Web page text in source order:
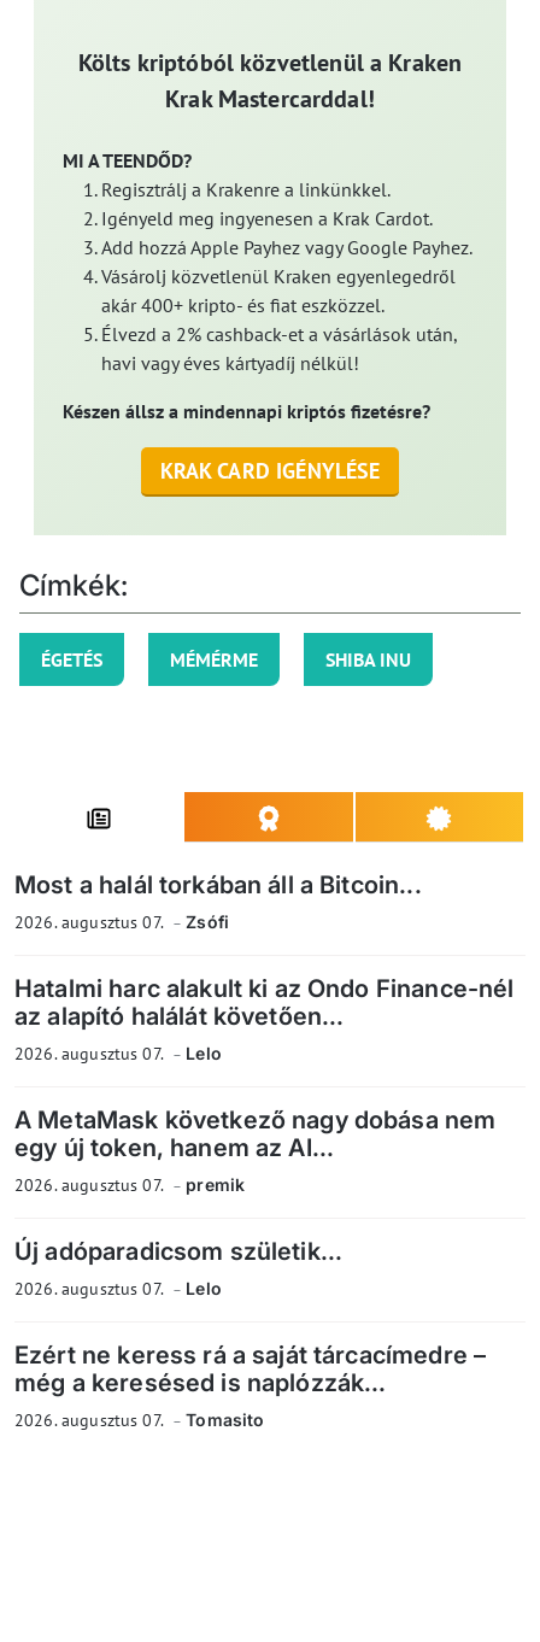
Költs kriptóból közvetlenül a Kraken
Krak Mastercarddal!
MI A TEENDŐD?
Regisztrálj a Krakenre a linkünkkel.
Igényeld meg ingyenesen a Krak Cardot.
Add hozzá Apple Payhez vagy Google Payhez.
Vásárolj közvetlenül Kraken egyenlegedről
akár 400+ kripto- és fiat eszközzel.
Élvezd a 2% cashback-et a vásárlások után,
havi vagy éves kártyadíj nélkül!
Készen állsz a mindennapi kriptós fizetésre?
KRAK CARD IGÉNYLÉSE
Címkék:
ÉGETÉS MÉMÉRME SHIBA INU
Most a halál torkában áll a Bitcoin...
2026. augusztus 07. Zsófi
Hatalmi harc alakult ki az Ondo Finance-nél
az alapító halálát követően...
2026. augusztus 07. Lelo
A MetaMask következő nagy dobása nem
egy új token, hanem az AI...
2026. augusztus 07. premik
Új adóparadicsom születik...
2026. augusztus 07. Lelo
Ezért ne keress rá a saját tárcacímedre –
még a keresésed is naplózzák...
2026. augusztus 07. Tomasito